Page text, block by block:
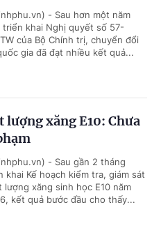
- Sau hơn một năm
triển khai Nghị quyết số 57-
của Bộ Chính trị, chuyển đổi
gia đã đạt nhiều kết quả...
lượng xăng E10: Chưa
- Sau gần 2 tháng
khai Kế hoạch kiểm tra, giám sát
lượng xăng sinh học E10 năm
kết quả bước đầu cho thấy...